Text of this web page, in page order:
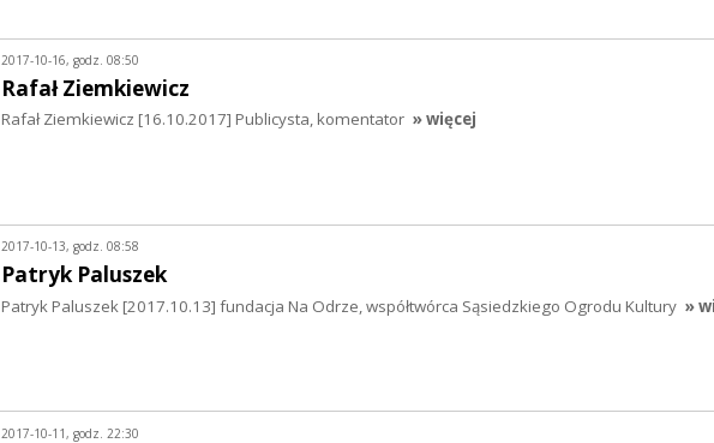
2017-10-16, godz. 08:50
Rafał Ziemkiewicz
Rafał Ziemkiewicz [16.10.2017] Publicysta, komentator » więcej
2017-10-13, godz. 08:58
Patryk Paluszek
Patryk Paluszek [2017.10.13] fundacja Na Odrze, współtwórca Sąsiedzkiego Ogrodu Kultury »
2017-10-11, godz. 22:30